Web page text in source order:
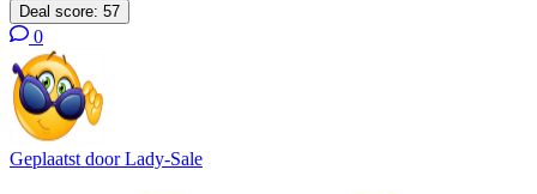
Deal score: 57
0
Geplaatst doorLady-Sale